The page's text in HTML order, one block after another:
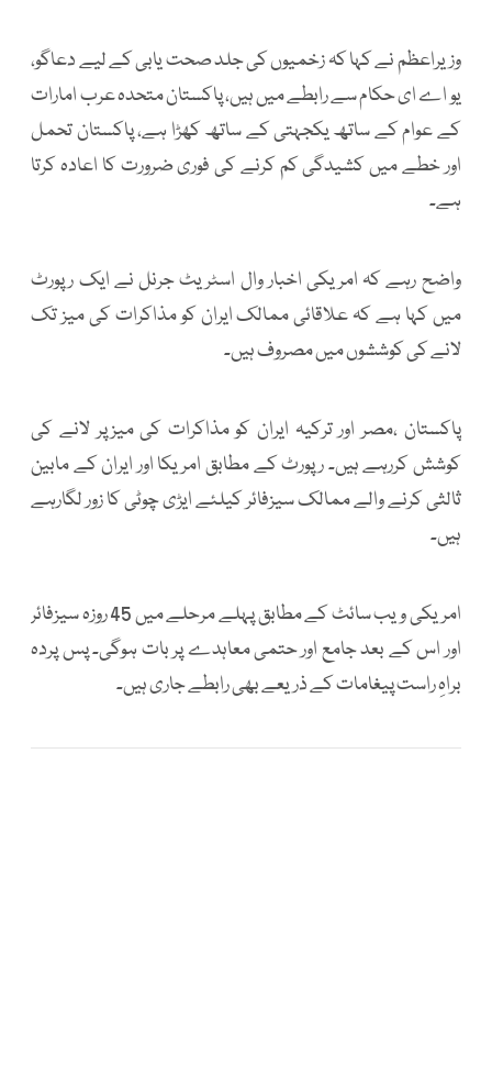
وزیراعظم نے کہا کہ زخمیوں کی جلد صحت یابی کے لیے دعاگو،
یو اے ای حکام سے رابطے میں ہیں، پاکستان متحدہ عرب امارات
کے عوام کے ساتھ یکجہتی کے ساتھ کھڑا ہے، پاکستان تحمل
اور خطے میں کشیدگی کم کرنے کی فوری ضرورت کا اعادہ کرتا
ہے۔
واضح رہے کہ امریکی اخبار وال اسٹریٹ جرنل نے ایک رپورٹ
میں کہا ہے کہ علاقائی ممالک ایران کو مذاکرات کی میز تک
لانے کی کوششوں میں مصروف ہیں۔
پاکستان ،مصر اور ترکیہ ایران کو مذاکرات کی میزپر لانے کی
کوشش کررہے ہیں۔ رپورٹ کے مطابق امریکا اور ایران کے مابین
ثالثی کرنے والے ممالک سیزفائر کیلئے ایڑی چوٹی کا زور لگارہے
ہیں۔
امریکی ویب سائٹ کے مطابق پہلے مرحلے میں 45 روزہ سیزفائر
اور اس کے بعد جامع اور حتمی معاہدے پر بات ہوگی۔ پس پردہ
براہِ راست پیغامات کے ذریعے بھی رابطے جاری ہیں۔